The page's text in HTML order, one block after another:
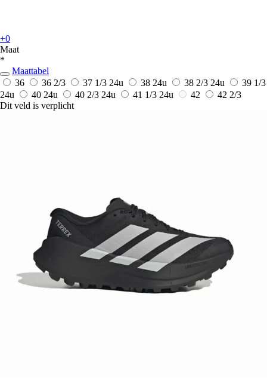
+0
Maat
*
Maattabel
36
36 2/3 37 1/3 24u 38 24u 38 2/3 24u
39 1/3
24u
40 24u 40 2/3 24u 41 1/3 24u 42
42 2/3
Dit veld is verplicht